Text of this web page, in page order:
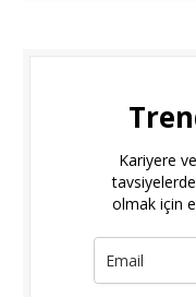
Kariyere
olmak için